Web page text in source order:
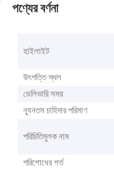
পণ্যের বর্ণনা
হাইলাইট
উৎপত্তি স্থল
ডেলিভারি সময়
ন্যূনতম চাহিদার পরিমাণ
পরিচিতিমুলক নাম
পরিশোধের শর্ত